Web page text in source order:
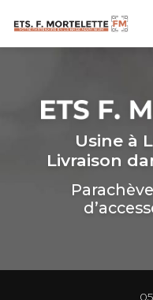
principal
Usine à
Livraison